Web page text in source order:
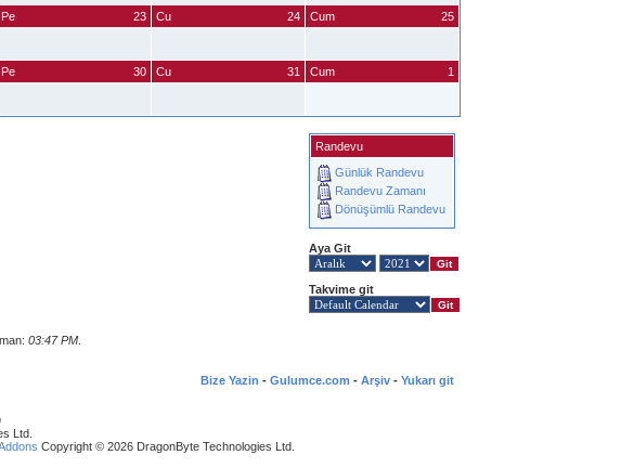
23
Pe 24
Cu 25
Cum
30
Pe 31
Cu 1
Cum
Randevu
Günlük Randevu
Randevu Zamanı
Dönüşümlü Randevu
Aya Git
Takvime git
03:47 PM.
Bize Yazin - Gulumce.com - Arşiv - Yukarı git
Ltd.
Copyright © 2026 DragonByte Technologies Ltd.